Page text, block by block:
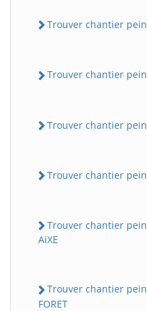
Trouver chantier
Trouver chantier
Trouver chantier
Trouver chantier
Trouver chantier
AiXE
Trouver chantier
FORET